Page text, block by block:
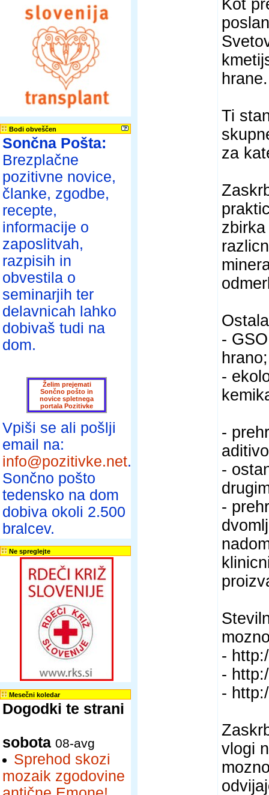
Bodi obveščen
Sončna Pošta:
Brezplačne
pozitivne novice,
članke, zgodbe,
recepte,
informacije o
zaposlitvah,
razpisih in
obvestila o
seminarjih ter
delavnicah lahko
dobivaš tudi na
dom.
Želim prejemati
Sončno pošto in
novice spletnega
portala Pozitivke
Vpiši se ali pošlji
email na:
info@pozitivke.net.
Sončno pošto
tedensko na dom
dobiva okoli 2.500
bralcev.
Ne spreglejte
Mesečni koledar
Dogodki te strani
sobota 08-avg
Sprehod skozi
mozaik zgodovine
Kot
hrane.
Ti
za
-
-
-
-
-
-
-
-
vlogi